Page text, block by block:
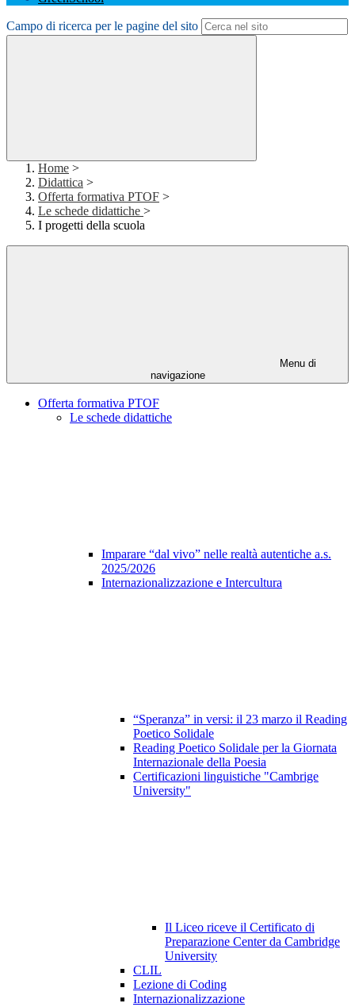
Campo di ricerca per le pagine del sito
Home >
Didattica >
Offerta formativa PTOF >
Le schede didattiche >
I progetti della scuola
Menu di
navigazione
Offerta formativa PTOF
Le schede didattiche
Imparare “dal vivo” nelle realtà autentiche a.s.
2025/2026
Internazionalizzazione e Intercultura
“Speranza” in versi: il 23 marzo il Reading
Poetico Solidale
Reading Poetico Solidale per la Giornata
Internazionale della Poesia
Certificazioni linguistiche "Cambrige
University"
Il Liceo riceve il Certificato di
Preparazione Center da Cambridge
University
CLIL
Lezione di Coding
Internazionalizzazione